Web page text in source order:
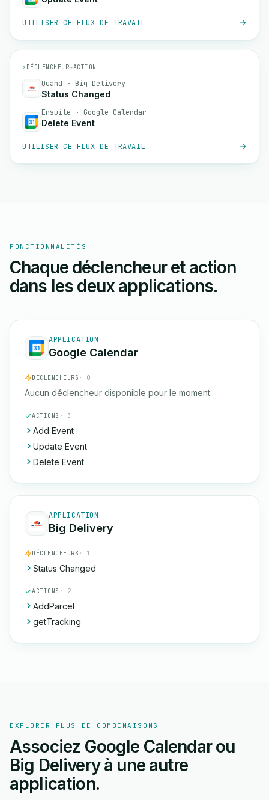
UTILISER CE FLUX DE TRAVAIL
⚡ DÉCLENCHEUR→ACTION
Quand · Big Delivery
Status Changed
Ensuite · Google Calendar
Delete Event
UTILISER CE FLUX DE TRAVAIL
FONCTIONNALITÉS
Chaque déclencheur et action
dans les deux applications.
APPLICATION
Google Calendar
DÉCLENCHEURS · 0
Aucun déclencheur disponible pour le moment.
ACTIONS · 3
Add Event
Update Event
Delete Event
APPLICATION
Big Delivery
DÉCLENCHEURS · 1
Status Changed
ACTIONS · 2
AddParcel
getTracking
EXPLORER PLUS DE COMBINAISONS
Associez Google Calendar ou
Big Delivery à une autre
application.